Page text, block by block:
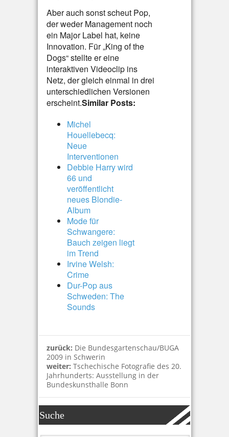
Aber auch sonst scheut Pop,
der weder Management noch
ein Major Label hat, keine
Innovation. Für „King of the
Dogs“ stellte er eine
interaktiven Videoclip ins
Netz, der gleich einmal in drei
unterschiedlichen Versionen
erscheint.Similar Posts:
Michel
Houellebecq:
Neue
Interventionen
Debbie Harry wird
66 und
veröffentlicht
neues Blondie-
Album
Mode für
Schwangere:
Bauch zeigen liegt
im Trend
Irvine Welsh:
Crime
Dur-Pop aus
Schweden: The
Sounds
zurück: Die Bundesgartenschau/BUGA
2009 in Schwerin
weiter: Tschechische Fotografie des 20.
Jahrhunderts: Ausstellung in der
Bundeskunsthalle Bonn
Suche